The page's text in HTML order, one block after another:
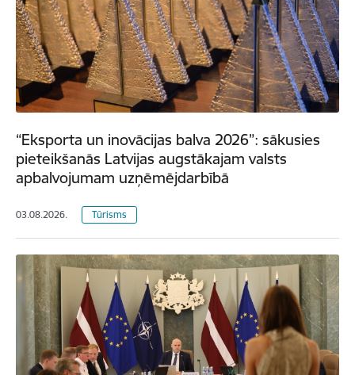
“Eksporta un inovācijas balva 2026”: sākusies
pieteikšanās Latvijas augstākajam valsts
apbalvojumam uzņēmējdarbībā
03.08.2026. Tūrisms